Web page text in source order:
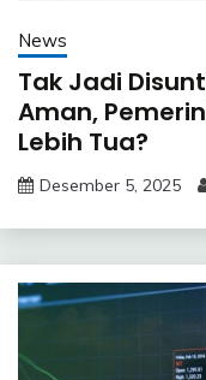
News
Tak Jadi
Aman,
Lebih Tua?
Desember 5, 2025